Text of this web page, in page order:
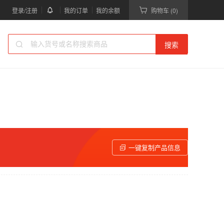
登录/注册 我的订单 我的余额 购物车 (0)
搜索
一键复制产品信息